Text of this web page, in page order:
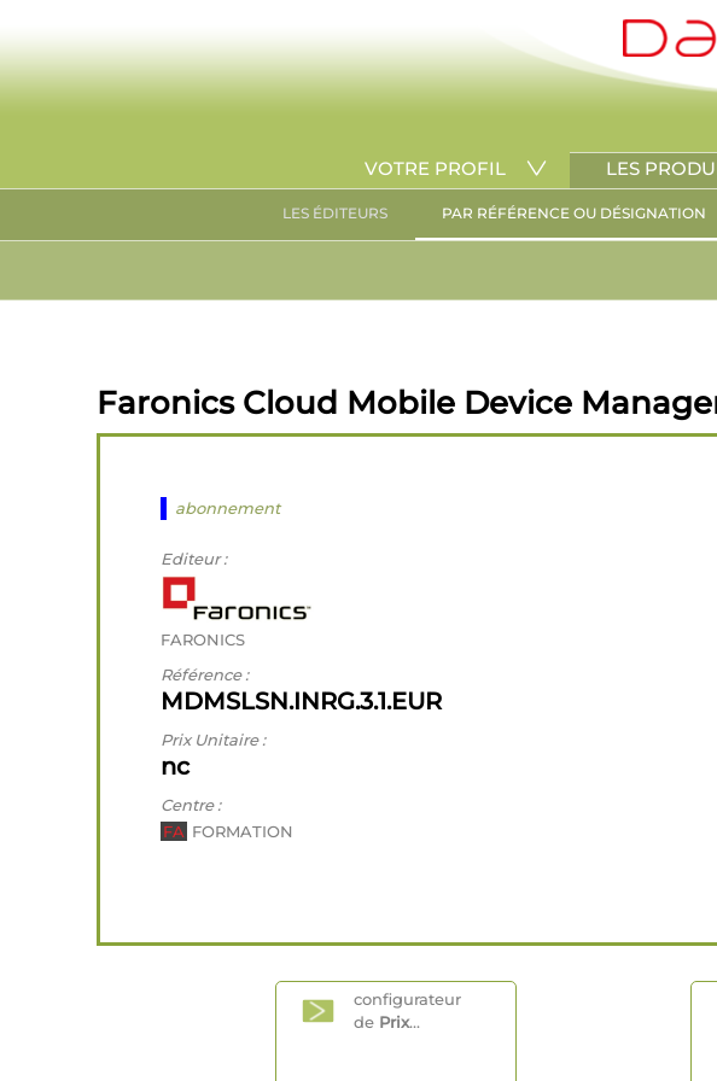
VOTRE PROFIL LES
LES ÉDITEURS PAR RÉFÉRENCE OU DÉSIGNATION
Faronics Cloud Mobile Device
abonnement
Editeur :
FARONICS
Référence :
MDMSLSN.INRG.3.1.EUR
Prix Unitaire :
nc
Centre :
FA FORMATION
configurateur
de Prix...